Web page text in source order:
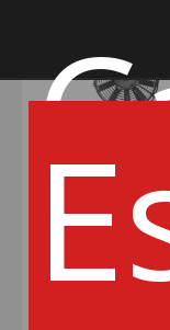
VENTILADOR SPAL
89€